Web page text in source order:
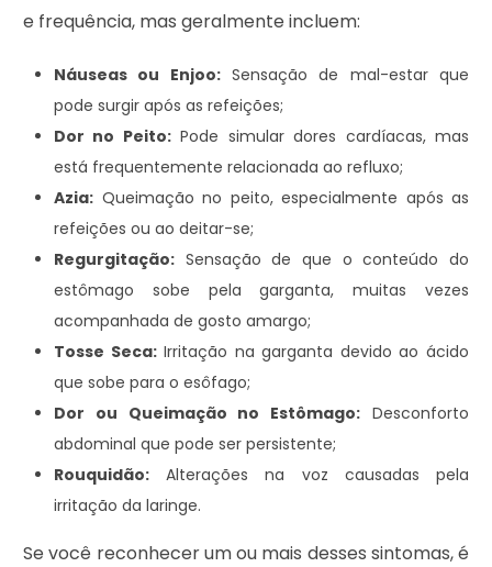
e frequência, mas geralmente incluem:
Náuseas ou Enjoo:Sensação de mal-estar que
pode surgir após as refeições;
Dor no Peito:Pode simular dores cardíacas, mas
está frequentemente relacionada ao refluxo;
Azia: Queimação no peito, especialmente após as
refeições ou ao deitar-se;
Regurgitação: Sensação de que o conteúdo do
estômago sobe pela garganta, muitas vezes
acompanhada de gosto amargo;
Tosse Seca:Irritação na garganta devido ao ácido
que sobe para o esôfago;
Dor ou Queimação no Estômago: Desconforto
abdominal que pode ser persistente;
Rouquidão: Alterações na voz causadas pela
irritação da laringe.
Se você reconhecer um ou mais desses sintomas, é